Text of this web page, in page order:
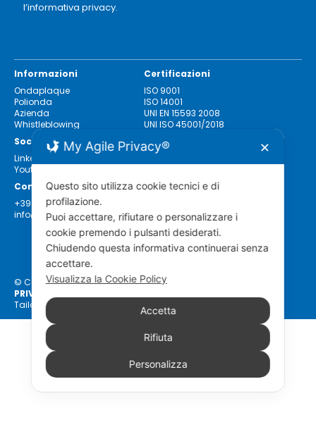
l’informativa privacy.
Informazioni
Ondaplaque
Polionda
Azienda
Whistleblowing
Certificazioni
ISO 9001
ISO 14001
UNI EN 15593 2008
UNI ISO 45001/2018
Social Media
Linkedin
Youtube
Contatti
+39 0547 56616
info@ondaplast.com
© Copyright Ondaplast SpA – p.i. 01418590400
PRIVACY POLICY
Tailored by
My Agile Privacy® ✕
Questo sito utilizza cookie tecnici e di
profilazione.
Puoi accettare, rifiutare o personalizzare i
cookie premendo i pulsanti desiderati.
Chiudendo questa informativa continuerai senza
accettare.
Visualizza la Cookie Policy
Accetta
Rifiuta
Personalizza